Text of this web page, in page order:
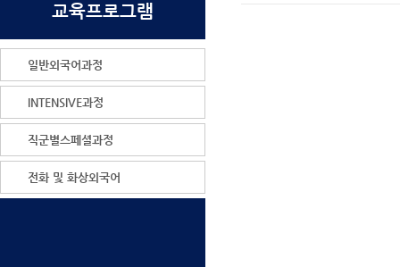
교육프로그램
일반외국어과정
INTENSIVE과정
직군별스페셜과정
전화 및 화상외국어